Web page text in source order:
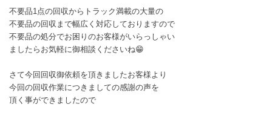
不要品1点の回収からトラック満載の大量の
不要品の回収まで幅広く対応しておりますので
不要品の処分でお困りのお客様がいらっしゃい
ましたらお気軽に御相談くださいね😁
さて今回回収御依頼を頂きましたお客様より
今回の回収作業につきましての感謝の声を
頂く事ができましたので